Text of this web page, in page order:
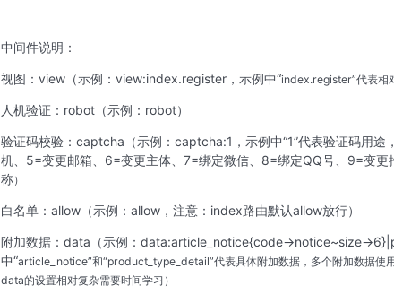
中间件说明：
视图：view（示例：view:index.register，示例中“index.register”代表相
人机验证：robot（示例：robot）
验证码校验：captcha（示例：captcha:1，示例中“1”代表验证码用
机、5=变更邮箱、6=变更主体、7=绑定微信、8=绑定QQ号、9=变
称）
白名单：allow（示例：allow，注意：index路由默认allow放行）
附加数据：data（示例：data:article_notice{code->notice~size-
中“article_notice”和“product_type_detail”代表具体附加数据，多个附加数据使
data的设置相对复杂需要时间学习）